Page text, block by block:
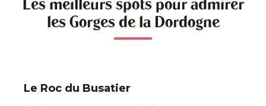
Les meilleurs spots pour admirer
les Gorges de la Dordogne
Le Roc du Busatier